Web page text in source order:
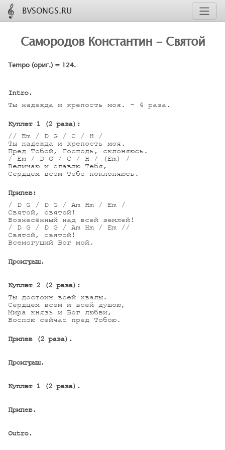
BVSONGS.RU
Самородов Константин - Святой
Tempo (ориг.) = 124.
Intro.
Ты надежда и крепость моя. - 4 раза.
Куплет 1 (2 раза):
// Em / D G / C / H /
Ты надежда и крепость моя.
Пред Тобой, Господь, склоняюсь.
/ Em / D G / C / H / (Em) /
Величаю и славлю Тебя,
Сердцем всем Тебе поклоняюсь.
Припев:
/ D G / D G / Am Hm / Em /
Святой, святой!
Вознесённый над всей землей!
/ D G / D G / Am Hm / Em //
Святой, святой!
Всемогущий Бог мой.
Проигрыш.
Куплет 2 (2 раза):
Ты достоин всей хвалы.
Сердцем всем и всей душою,
Мира князь и Бог любви,
Воспою сейчас пред Тобою.
Припев (2 раза).
Проигрыш.
Куплет 1 (2 раза).
Припев.
Outro.